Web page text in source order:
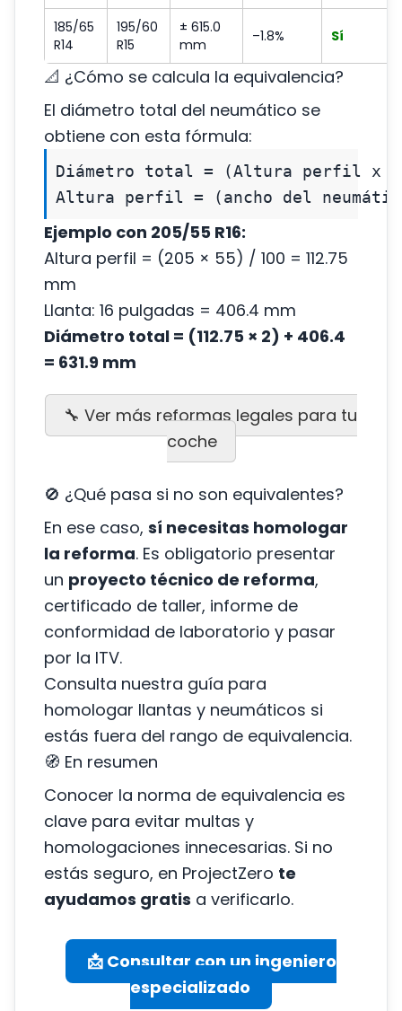
185/65
R14
195/60
R15
± 615.0
mm
–1.8% Sí
📐 ¿Cómo se calcula la equivalencia?
El diámetro total del neumático se
obtiene con esta fórmula:
Diámetro total = (Altura perfil x
Ejemplo con 205/55 R16:
Altura perfil = (205 × 55) / 100 = 112.75
mm
Llanta: 16 pulgadas = 406.4 mm
Diámetro total = (112.75 × 2) + 406.4
= 631.9 mm
🔧 Ver más reformas legales para tu
coche
🚫 ¿Qué pasa si no son equivalentes?
En ese caso, sí necesitas homologar
la reforma. Es obligatorio presentar
un proyecto técnico de reforma,
certificado de taller, informe de
conformidad de laboratorio y pasar
por la ITV.
Consulta nuestra guía para
homologar llantas y neumáticos si
estás fuera del rango de equivalencia.
🧭 En resumen
Conocer la norma de equivalencia es
clave para evitar multas y
homologaciones innecesarias. Si no
estás seguro, en ProjectZero te
ayudamos gratis a verificarlo.
📩 Consultar con un ingeniero
especializado